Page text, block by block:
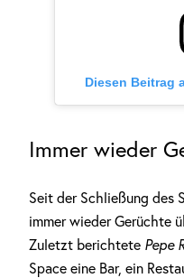
Diesen Beitrag
Immer wieder
Seit der Schließung des
immer wieder Gerüchte
Zuletzt berichtete Pepe
Space eine Bar, ein